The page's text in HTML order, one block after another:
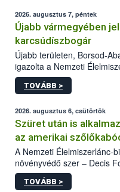
2026. augusztus 7, péntek
Újabb vármegyében
karcsúdíszbogár
Újabb területen, Borsod-
igazolta a Nemzeti
kőrisrontó karcsúdíszbogár
kártevőt nem csak
az intenzív felderítést,
hatósággal is
TOVÁBB >
2026. augusztus 6, csütörtök
Szüret után is
az amerikai
A Nemzeti Élelmiszerlánc-
növényvédő szer – Decis
engedélyokiratát
egészen a vesszőérettség
TOVÁBB >